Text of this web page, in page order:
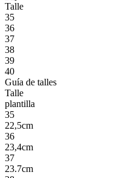
Talle
35
36
37
38
39
40
Guía de talles
Talle
plantilla
35
22,5cm
36
23,4cm
37
23.7cm